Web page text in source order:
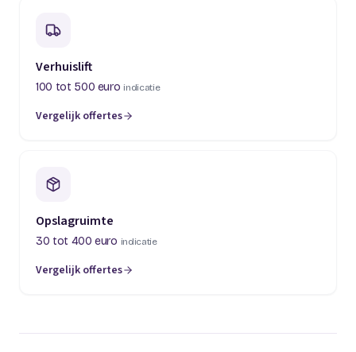
Verhuislift
100 tot 500 euro indicatie
Vergelijk offertes
(opent in een nieuw tabblad)
Opslagruimte
30 tot 400 euro indicatie
Vergelijk offertes
(opent in een nieuw tabblad)